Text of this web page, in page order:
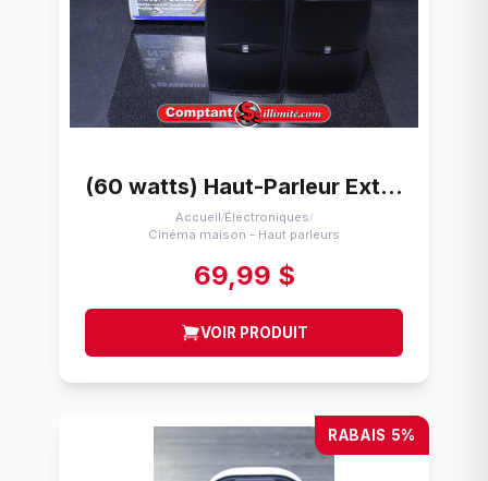
(60 watts) Haut-Parleur Extérieur yahama nsaw1
Accueil/Électroniques/
Cinéma maison - Haut parleurs
69,99 $
VOIR PRODUIT
RABAIS 5%